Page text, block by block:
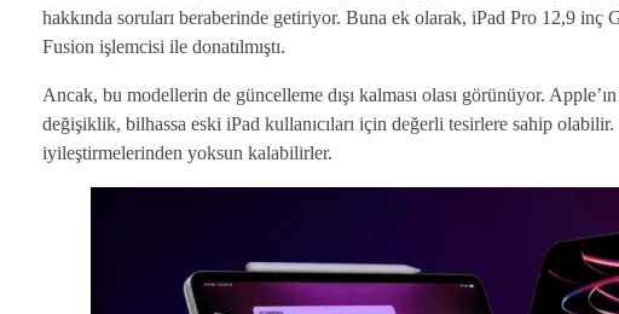
hakkında soruları beraberinde getiriyor. Buna ek olarak, iPad Pro 12,9
Fusion işlemcisi ile donatılmıştı.
Ancak, bu modellerin de güncelleme dışı kalması olası görünüyor.
değişiklik, bilhassa eski iPad kullanıcıları için değerli tesirlere sahip
iyileştirmelerinden yoksun kalabilirler.